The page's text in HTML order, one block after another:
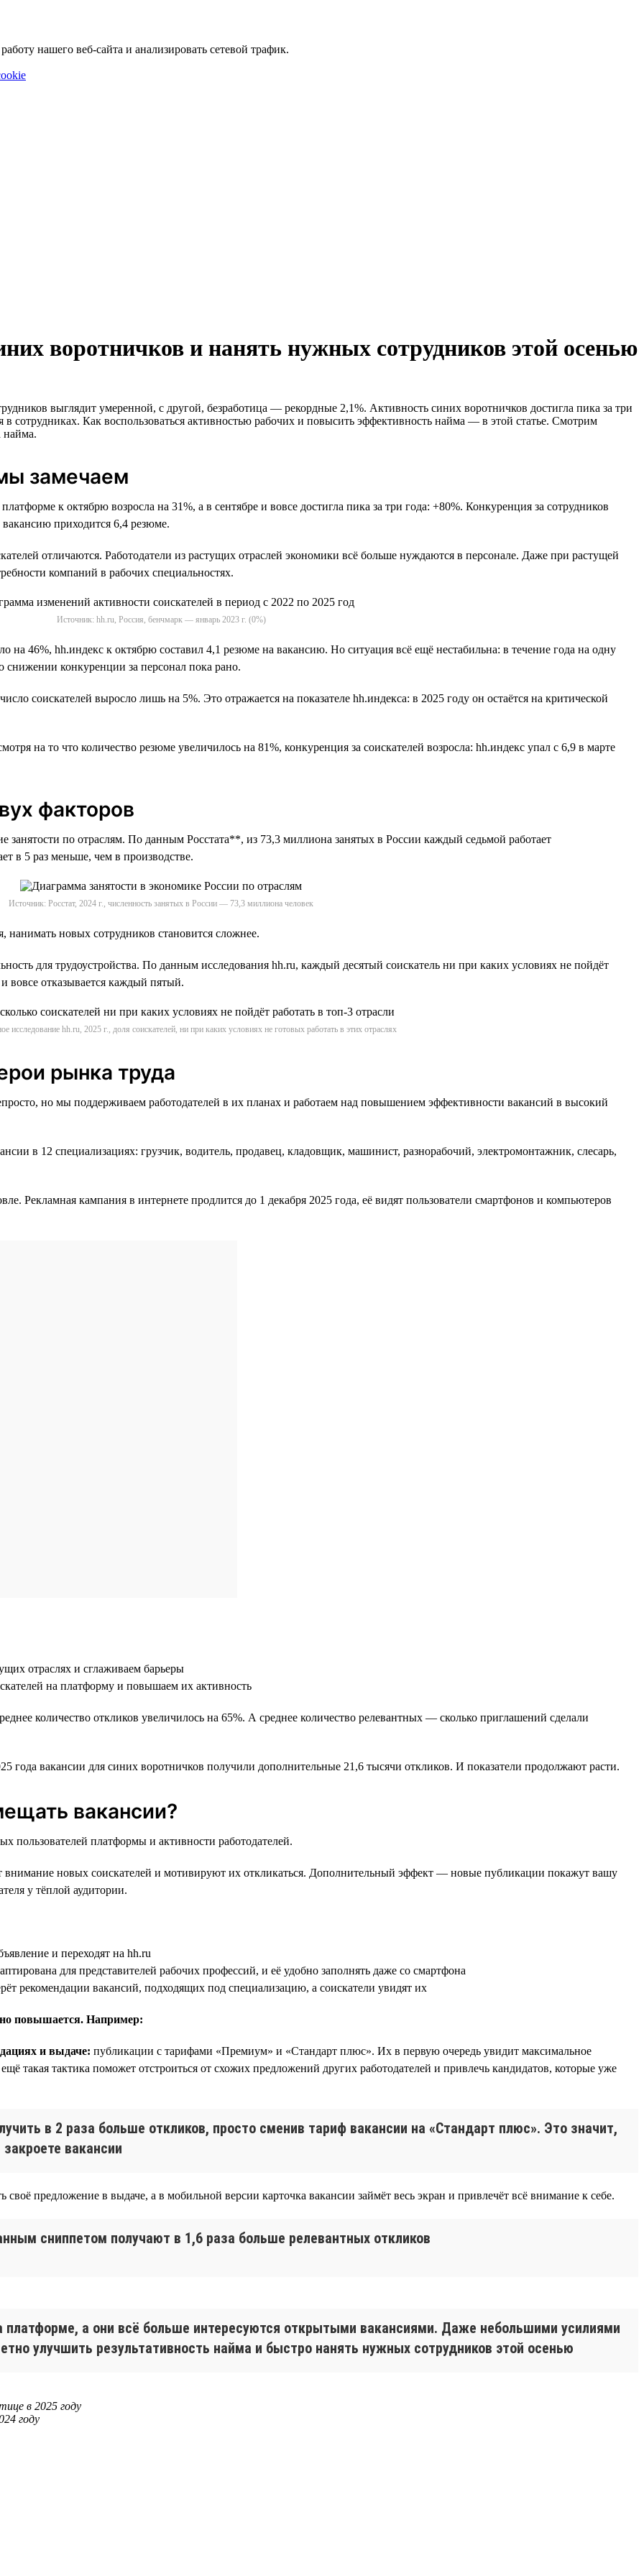
нашего веб-сайта и анализировать сетевой трафик.
воротничков и нанять нужных сотрудников этой осенью
выглядит умеренной, c другой, безработица — рекордные 2,1%. Активность синих воротничков достигла пика за три
сотрудниках. Как воспользоваться активностью рабочих и повысить эффективность найма — в этой статье. Смотрим
найма.
замечаем
к октябрю возросла на 31%, а в сентябре и вовсе достигла пика за три года: +80%. Конкуренция за сотрудников
приходится 6,4 резюме.
отличаются. Работодатели из растущих отраслей экономики всё больше нуждаются в персонале. Даже при растущей
компаний в рабочих специальностях.
Источник: hh.ru, Россия, бенчмарк — январь 2023 г. (0%)
46%, hh.индекс к октябрю составил 4,1 резюме на вакансию. Но ситуация всё ещё нестабильна: в течение года на одну
конкуренции за персонал пока рано.
соискателей выросло лишь на 5%. Это отражается на показателе hh.индекса: в 2025 году он остаётся на критической
на то что количество резюме увеличилось на 81%, конкуренция за соискателей возросла: hh.индекс упал с 6,9 в марте
факторов
занятости по отраслям. По данным Росстата**, из 73,3 миллиона занятых в России каждый седьмой работает
в 5 раз меньше, чем в производстве.
Источник: Росстат, 2024 г., численность занятых в России — 73,3 миллиона человек
нанимать новых сотрудников становится сложнее.
для трудоустройства. По данным исследования hh.ru, каждый десятый соискатель ни при каких условиях не пойдёт
вовсе отказывается каждый пятый.
исследование hh.ru, 2025 г., доля соискателей, ни при каких условиях не готовых работать в этих отраслях
рынка труда
но мы поддерживаем работодателей в их планах и работаем над повышением эффективности вакансий в высокий
в 12 специализациях: грузчик, водитель, продавец, кладовщик, машинист, разнорабочий, электромонтажник, слесарь,
Рекламная кампания в интернете продлится до 1 декабря 2025 года, её видят пользователи смартфонов и компьютеров
отраслях и сглаживаем барьеры
на платформу и повышаем их активность
количество откликов увеличилось на 65%. А среднее количество релевантных — сколько приглашений сделали
года вакансии для синих воротничков получили дополнительные 21,6 тысячи откликов. И показатели продолжают расти.
вакансии?
пользователей платформы и активности работодателей.
новых соискателей и мотивируют их откликаться. Дополнительный эффект — новые публикации покажут вашу
у тёплой аудитории.
и переходят на hh.ru
для представителей рабочих профессий, и её удобно заполнять даже со смартфона
рекомендации вакансий, подходящих под специализацию, а соискатели увидят их
повышается. Например:
и выдаче: публикации с тарифами «Премиум» и «Стандарт плюс». Их в первую очередь увидит максимальное
такая тактика поможет отстроиться от схожих предложений других работодателей и привлечь кандидатов, которые уже
в 2 раза больше откликов, просто сменив тариф вакансии на «Стандарт плюс». Это значит,
вакансии
своё предложение в выдаче, а в мобильной версии карточка вакансии займёт весь экран и привлечёт всё внимание к себе.
сниппетом получают в 1,6 раза больше релевантных откликов
а они всё больше интересуются открытыми вакансиями. Даже небольшими усилиями
улучшить результативность найма и быстро нанять нужных сотрудников этой осенью
в 2025 году
году